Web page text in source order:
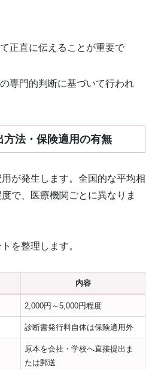
正直に伝えることが重要で
専門的判断に基づいて行われ
法・保険適用の有無
が発生します。全国的な平均相
で、医療機関ごとに異なりま
を整理します。
内容
2,000円～5,000円程度
診断書発行料自体は保険適用外
原本を会社・学校へ直接提出ま
たは郵送